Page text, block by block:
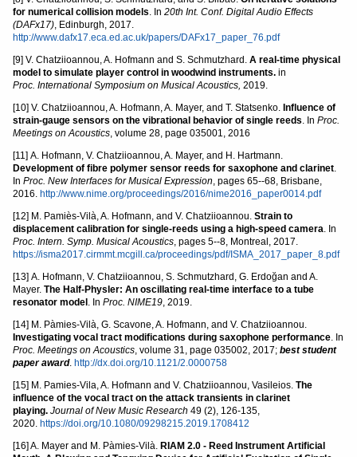
for numerical collision models. In 20th Int. Conf. Digital Audio Effects
(DAFx17), Edinburgh, 2017.
http://www.dafx17.eca.ed.ac.uk/papers/DAFx17_paper_76.pdf
[9] V. Chatziioannou, A. Hofmann and S. Schmutzhard. A real-time physical
model to simulate player control in woodwind instruments. in
Proc. International Symposium on Musical Acoustics, 2019.
[10] V. Chatziioannou, A. Hofmann, A. Mayer, and T. Statsenko. Influence of
strain-gauge sensors on the vibrational behavior of single reeds. In Proc.
Meetings on Acoustics, volume 28, page 035001, 2016
[11] A. Hofmann, V. Chatziioannou, A. Mayer, and H. Hartmann.
Development of fibre polymer sensor reeds for saxophone and clarinet.
In Proc. New Interfaces for Musical Expression, pages 65--68, Brisbane,
2016. http://www.nime.org/proceedings/2016/nime2016_paper0014.pdf
[12] M. Pamiès-Vilà, A. Hofmann, and V. Chatziioannou. Strain to
displacement calibration for single-reeds using a high-speed camera. In
Proc. Intern. Symp. Musical Acoustics, pages 5--8, Montreal, 2017.
https://isma2017.cirmmt.mcgill.ca/proceedings/pdf/ISMA_2017_paper_8.pdf
[13] A. Hofmann, V. Chatziioannou, S. Schmutzhard, G. Erdoğan and A.
Mayer. The Half-Physler: An oscillating real-time interface to a tube
resonator model . In Proc. NIME19, 2019.
[14] M. Pàmies-Vilà, G. Scavone, A. Hofmann, and V. Chatziioannou.
Investigating vocal tract modifications during saxophone performance. In
Proc. Meetings on Acoustics, volume 31, page 035002, 2017; best student
paper award. http://dx.doi.org/10.1121/2.0000758
[15] M. Pamies-Vila, A. Hofmann and V. Chatziioannou, Vasileios. The
influence of the vocal tract on the attack transients in clarinet
playing. Journal of New Music Research 49 (2), 126-135,
2020. https://doi.org/10.1080/09298215.2019.1708412
[16] A. Mayer and M. Pàmies-Vilà. RIAM 2.0 - Reed Instrument Artificial